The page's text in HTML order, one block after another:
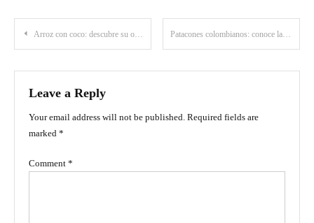
Post
navigation
Arroz con coco: descubre su origen y los secretos de su receta Patacones colombianos: conoce la receta tradicional y los distintos acompañamientos
Leave a Reply
Your email address will not be published. Required fields are
marked *
Comment *